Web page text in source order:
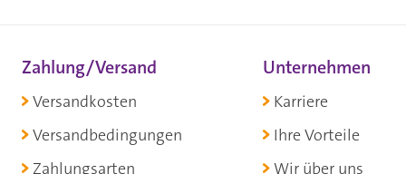
Zahlung/Versand
Versandkosten
Versandbedingungen
Zahlungsarten
Unternehmen
Karriere
Ihre Vorteile
Wir über uns